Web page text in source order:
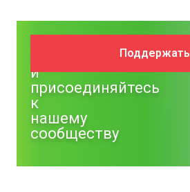
и
присоединяйтесь
к
нашему
сообществу
Поддержать